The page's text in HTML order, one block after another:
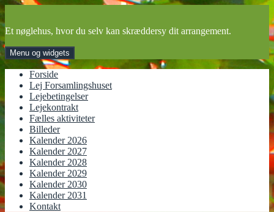
Hop
til
indhold
Et nøglehus, hvor du selv kan skræddersy dit arrangement.
Menu og widgets
Forside
Lej Forsamlingshuset
Lejebetingelser
Lejekontrakt
Fælles aktiviteter
Billeder
Kalender 2026
Kalender 2027
Kalender 2028
Kalender 2029
Kalender 2030
Kalender 2031
Kontakt